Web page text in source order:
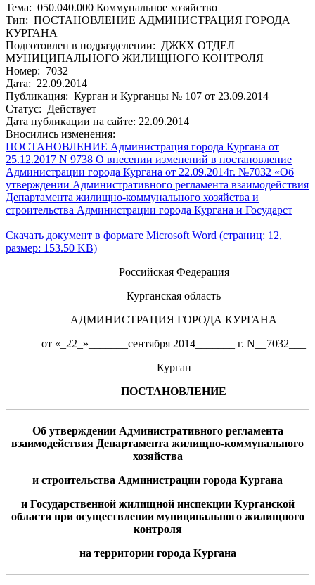
Тема: 050.040.000 Коммунальное хозяйство
Тип: ПОСТАНОВЛЕНИЕ АДМИНИСТРАЦИЯ ГОРОДА
КУРГАНА
Подготовлен в подразделении: ДЖКХ ОТДЕЛ
МУНИЦИПАЛЬНОГО ЖИЛИЩНОГО КОНТРОЛЯ
Номер: 7032
Дата: 22.09.2014
Публикация: Курган и Курганцы № 107 от 23.09.2014
Статус: Действует
Дата публикации на сайте: 22.09.2014
Вносились изменения:
ПОСТАНОВЛЕНИЕ Администрация города Кургана от
25.12.2017 N 9738 О внесении изменений в постановление
Администрации города Кургана от 22.09.2014г. №7032 «Об
утверждении Административного регламента взаимодействия
Департамента жилищно-коммунального хозяйства и
строительства Администрации города Кургана и Государст
Скачать документ в формате Microsoft Word (страниц: 12,
размер: 153.50 KB)
Российская Федерация
Курганская область
АДМИНИСТРАЦИЯ ГОРОДА КУРГАНА
от «_22_»_______сентября 2014_______ г. N__7032___
Курган
ПОСТАНОВЛЕНИЕ
Об утверждении Административного регламента
взаимодействия Департамента жилищно-коммунального
хозяйства
и строительства Администрации города Кургана
и Государственной жилищной инспекции Курганской
области при осуществлении муниципального жилищного
контроля
на территории города Кургана